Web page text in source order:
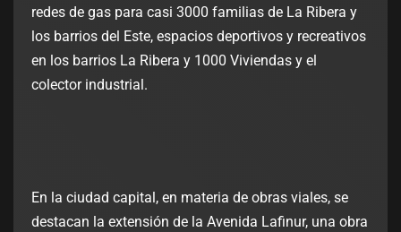
redes de gas para casi 3000 familias de La Ribera y
los barrios del Este, espacios deportivos y recreativos
en los barrios La Ribera y 1000 Viviendas y el
colector industrial.
En la ciudad capital, en materia de obras viales, se
destacan la extensión de la Avenida Lafinur, una obra